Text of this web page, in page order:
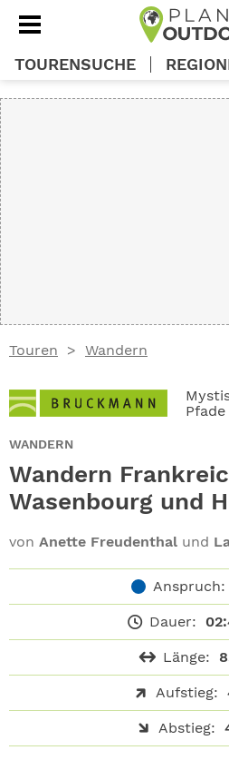
Touren Wandern
Pfade
WANDERN
Wandern
Wasenbourg und
von Anette Freudenthal und
Anspruch:
Dauer:
Länge:
Aufstieg:
Abstieg:
TOURENSUCHE
ABO
NEWSLETTER
SHOP